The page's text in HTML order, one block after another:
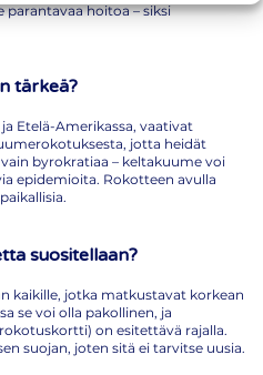
parantavaa hoitoa – siksi
tärkeä?
Etelä-Amerikassa, vaativat
jotta heidät
byrokratiaa – keltakuume voi
epidemioita. Rokotteen avulla
suositellaan?
kaikille, jotka matkustavat korkean
se voi olla pakollinen, ja
on esitettävä rajalla.
suojan, joten sitä ei tarvitse uusia.